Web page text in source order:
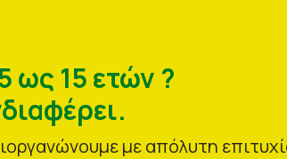
ως 15 ετών ?
με απόλυτη